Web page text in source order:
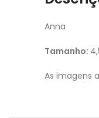
Anna
Tamanho:
As imagens